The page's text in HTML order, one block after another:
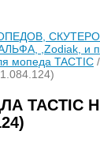
,Zodiak, и
мопеда TACTIC
TACTIC